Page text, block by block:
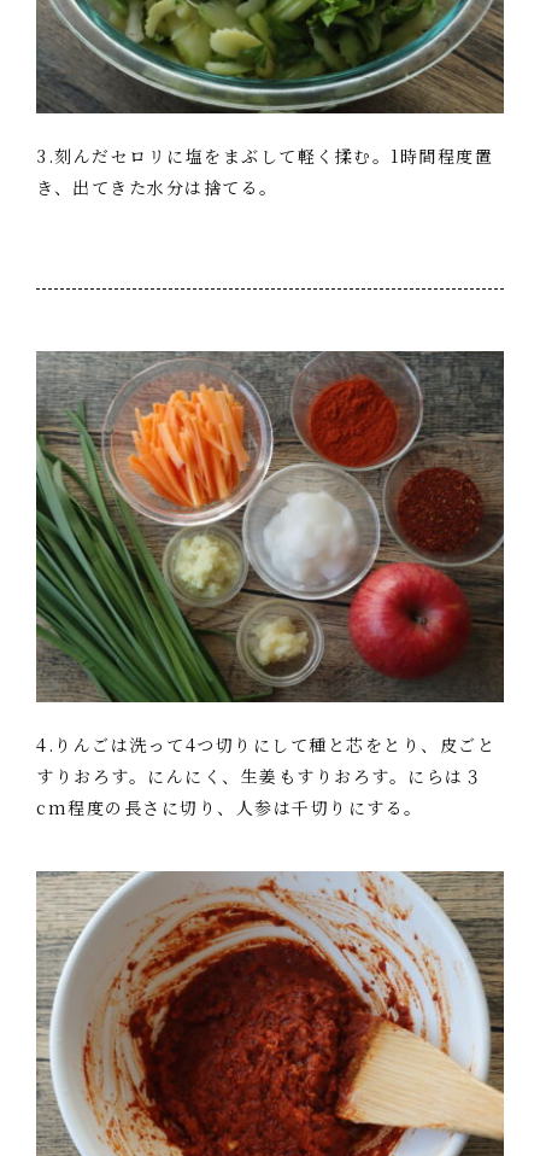
3.刻んだセロリに塩をまぶして軽く揉む。1時間程度置
き、出てきた水分は捨てる。
4.りんごは洗って4つ切りにして種と芯をとり、皮ごと
すりおろす。にんにく、生姜もすりおろす。にらは３
cm程度の長さに切り、人参は千切りにする。